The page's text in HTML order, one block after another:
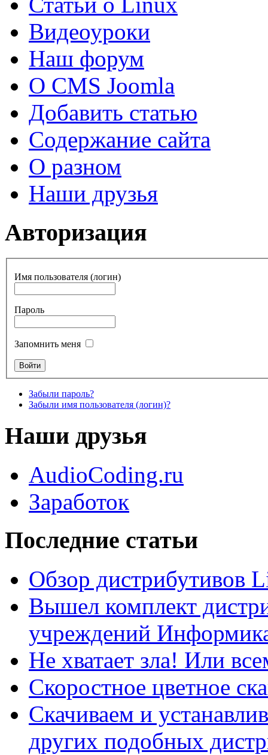
Видеоуроки
Наш форум
О CMS Joomla
Добавить статью
Содержание сайта
О разном
Наши друзья
Авторизация
Имя пользователя (логин)
Пароль
Запомнить меня
Забыли пароль?
Забыли имя пользователя (логин)?
Наши друзья
AudioCoding.ru
Заработок
Последние статьи
Обзор дистрибутивов
Вышел комплект
учреждений
Не хватает зла! Или
Скоростное цветное
Скачиваем и
других подобных